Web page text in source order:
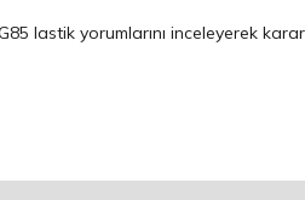
lastik yorumlarını inceleyerek